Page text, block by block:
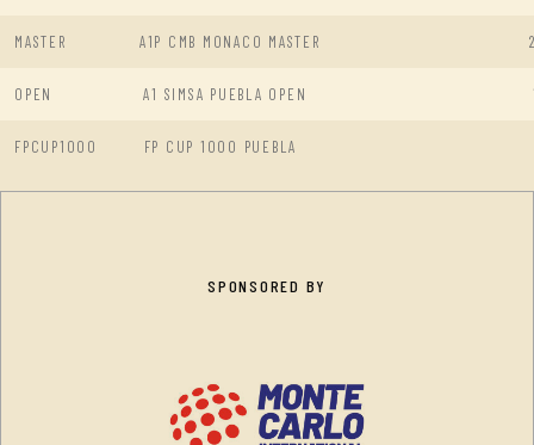
MASTER A1P CMB MONACO MASTER
OPEN A1 SIMSA PUEBLA OPEN
FPCUP1000 FP CUP 1000 PUEBLA
SPONSORED BY